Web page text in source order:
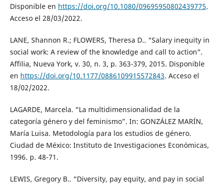
Disponible en https://doi.org/10.1080/09695950802439775.
Acceso el 28/03/2022.
LANE, Shannon R.; FLOWERS, Theresa D.. “Salary inequity in
social work: A review of the knowledge and call to action”.
Affilia, Nueva York, v. 30, n. 3, p. 363-379, 2015. Disponible
en https://doi.org/10.1177/0886109915572843. Acceso el
18/02/2022.
LAGARDE, Marcela. “La multidimensionalidad de la
categoría género y del feminismo”. In: GONZÁLEZ MARÍN,
María Luisa. Metodología para los estudios de género.
Ciudad de México: Instituto de Investigaciones Económicas,
1996. p. 48-71.
LEWIS, Gregory B.. “Diversity, pay equity, and pay in social